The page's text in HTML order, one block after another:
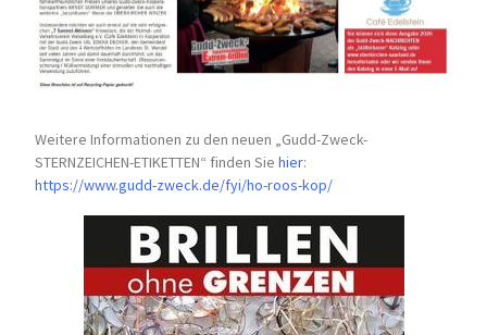
Weitere Informationen zu den neuen „Gudd-Zweck-
STERNZEICHEN-ETIKETTEN“ finden Siehier:
https://www.gudd-zweck.de/fyi/ho-roos-kop/